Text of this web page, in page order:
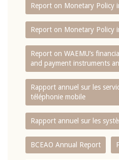
Report on Monetary Policy
Report on Monetary Policy
Report on WAEMU’s
and payment instruments
Rapport annuel sur les
téléphonie mobile
Rapport annuel sur les
BCEAO Annual Report